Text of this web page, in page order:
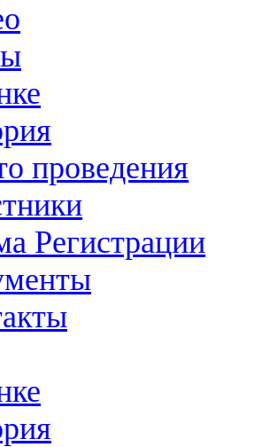
проведения
Регистрации